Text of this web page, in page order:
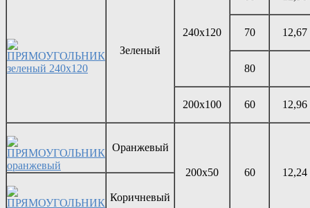
Зеленый
240х120 70 12,67
80
200х100 60 12,96
Оранжевый
200х50 60 12,24
Коричневый